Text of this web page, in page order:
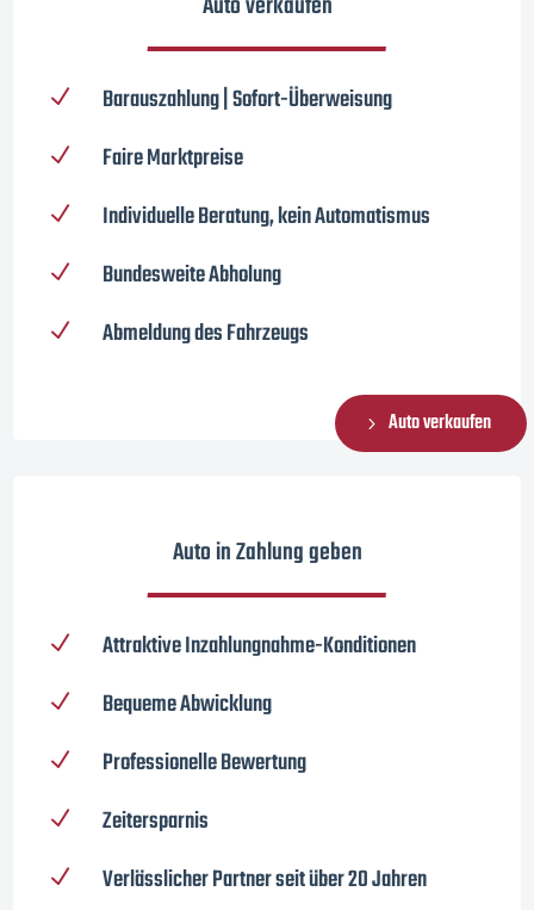
N Barauszahlung | Sofort-Überweisung
N Faire Marktpreise
N Individuelle Beratung, kein Automatismus
N Bundesweite Abholung
N Abmeldung des Fahrzeugs
Auto verkaufen
Auto in Zahlung geben
N Attraktive Inzahlungnahme-Konditionen
N Bequeme Abwicklung
N Professionelle Bewertung
N Zeitersparnis
N Verlässlicher Partner seit über 20 Jahren